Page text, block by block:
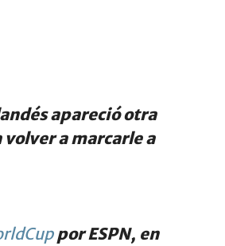
apareció otra
a marcarle a
por ESPN, en